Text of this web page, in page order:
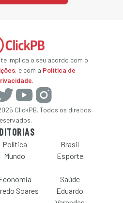
implica o seu acordo com o
, e com a Política de
.
ClickPB. Todos os direitos
Política
Brasil
Mundo Esporte
Saúde
Soares
Eduardo